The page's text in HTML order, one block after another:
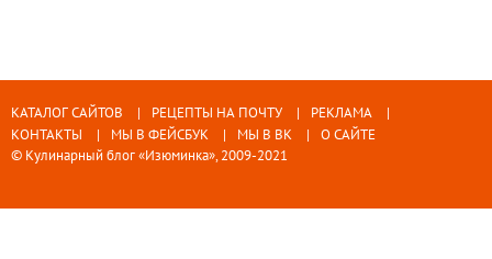
КАТАЛОГ САЙТОВ РЕЦЕПТЫ НА ПОЧТУ
РЕКЛАМА
КОНТАКТЫ
МЫ В ФЕЙСБУК МЫ В ВК
О САЙТЕ
© Кулинарный блог «Изюминка», 2009-2021